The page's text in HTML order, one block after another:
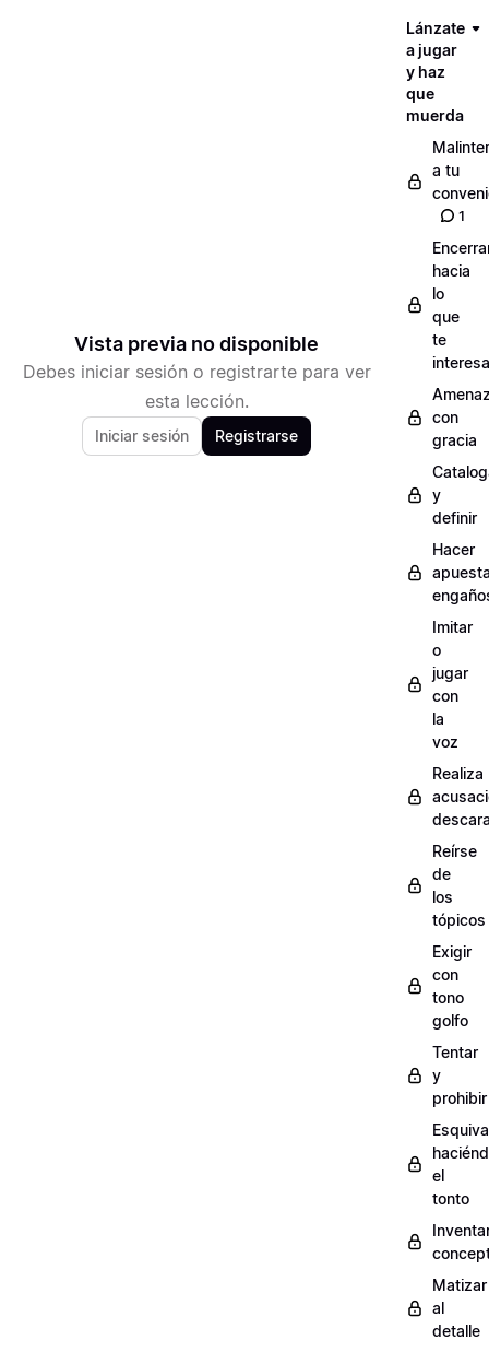
Vista previa no disponible
Debes iniciar sesión o registrarte para ver
esta lección.
Iniciar sesión Registrarse
Lánzate
a jugar
y haz
que
muerda
a tu
1
hacia
lo
que
te
interesa
con
gracia
y
definir
Hacer
Imitar
o
jugar
con
la
voz
Realiza
Reírse
de
los
tópicos
Exigir
con
tono
golfo
Tentar
y
prohibir
el
tonto
Matizar
al
detalle